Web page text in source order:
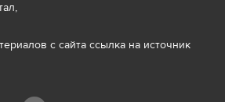
с сайта ссылка на источник